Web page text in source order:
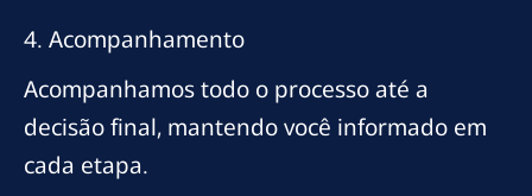
4. Acompanhamento
Acompanhamos todo o processo até a
decisão final, mantendo você informado em
cada etapa.